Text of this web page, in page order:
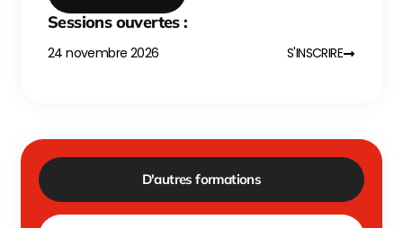
Sessions ouvertes :
24 novembre 2026 S'INSCRIRE
D'autres formations